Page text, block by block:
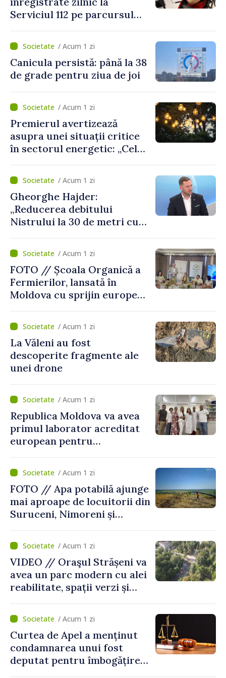
Serviciul 112 pe parcursul
cetățeni au solicitat
ambulanța/ Acum 1 zi
Canicula persistă: până la 38
de grade pentru ziua de joi
/ Acum 1 zi
Premierul avertizează
asupra unei situații critice
în sectorul energetic: „Cel
putea cumpăra nici curent
de avarie”/ Acum 1 zi
Gheorghe Hajder:
„Reducerea debitului
Nistrului la 30 de metri cubi
„catastrofă naturală”
/ Acum 1 zi
FOTO // Școala Organică a
Fermierilor, lansată în
Moldova cu sprijin european
agriculturii durabile
/ Acum 1 zi
La Văleni au fost
descoperite fragmente ale
unei drone
/ Acum 1 zi
Republica Moldova va avea
primul laborator acreditat
european pentru
viței-de-vie
/ Acum 1 zi
FOTO // Apa potabilă ajunge
mai aproape de locuitorii din
Suruceni, Nimoreni și
/ Acum 1 zi
VIDEO // Oraşul Strășeni va
avea un parc modern cu alei
reabilitate, spații verzi și
/ Acum 1 zi
Curtea de Apel a menținut
condamnarea unui fost
deputat pentru îmbogățire